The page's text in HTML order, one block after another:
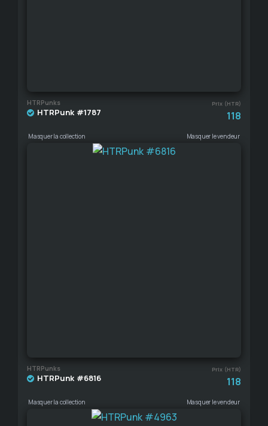
HTRPunks Prix (HTR)
HTRPunk #1787 118
Masquer la collection Masquer le vendeur
HTRPunks Prix (HTR)
HTRPunk #6816 118
Masquer la collection Masquer le vendeur